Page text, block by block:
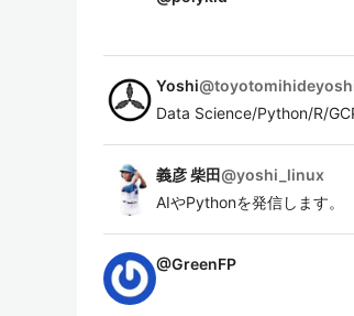
Yoshi@
Data Science/Python/R/
義彦 柴田@yoshi_linux
AIやPythonを発信します。
@GreenFP